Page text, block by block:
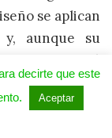
se aplican
aunque su
se inauguró
de acceso a
de Europa
decirte que este
Aceptar